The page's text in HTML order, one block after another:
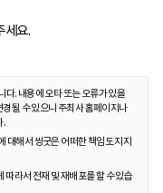
세요.
다. 내용에 오타 또는 오류가 있을
될 수 있으니 주최사 홈페이지나
.
대해서 씽굿은 어떠한 책임도 지지
라서 전재 및 재배포를 할 수 있습